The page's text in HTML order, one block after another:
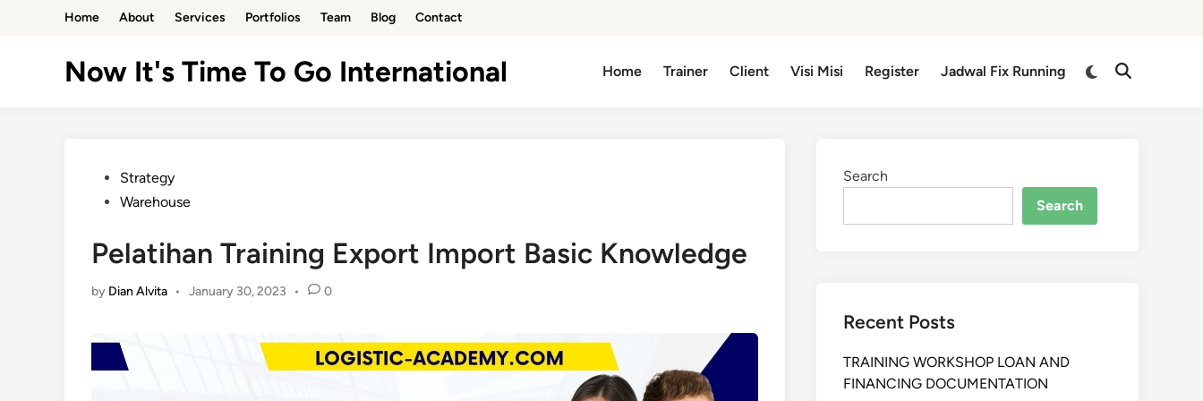
Home About Services Portfolios Team Blog Contact
Now It's Time To Go International Home Trainer Client Visi Misi Register Jadwal Fix Running
PostedStrategy
Warehouse
Pelatihan Training Export Import Basic Knowledge
by Dian Alvita • January 30, 2023 • 0
Search
Search
Recent Posts
TRAINING WORKSHOP LOAN AND
FINANCING DOCUMENTATION